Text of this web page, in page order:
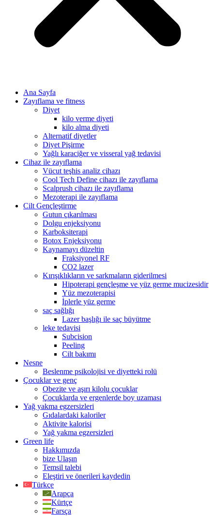
Ana Sayfa
Zayıflama ve fitness
Diyet
kilo verme diyeti
kilo alma diyeti
Alternatif diyetler
Diyet Pişirme
Yağlı karaciğer ve visseral yağ tedavisi
Cihaz ile zayıflama
Vücut teşhis analiz cihazı
Cool Tech Define cihazı ile zayıflama
Scalprush cihazı ile zayıflama
Mezoterapi ile zayıflama
Cilt Gençleştirme
Gutun çıkarılması
Dolgu enjeksiyonu
Karboksiterapi
Botox Enjeksiyonu
Kaynamayı düzeltin
Fraksiyonel RF
CO2 lazer
Kırışıklıkların ve sarkmaların giderilmesi
Hipoterapi gençleşme ve yüz germe mucizesidir
Yüz mezoterapisi
İplerle yüz germe
saç sağlığı
Lazer başlığı ile saç büyütme
leke tedavisi
Subcision
Peeling
Cilt bakımı
Nesne
Beslenme psikolojisi ve diyetteki rolü
Çocuklar ve genç
Obezite ve aşırı kilolu çocuklar
Çocuklarda ve ergenlerde boy uzaması
Yağ yakma egzersizleri
Gıdalardaki kaloriler
Aktivite kalorisi
Yağ yakma egzersizleri
Green life
Hakkımızda
bize Ulaşın
Temsil talebi
Eleştiri ve önerileri kaydedin
Türkçe
Arapça
Kürtçe
Farsça